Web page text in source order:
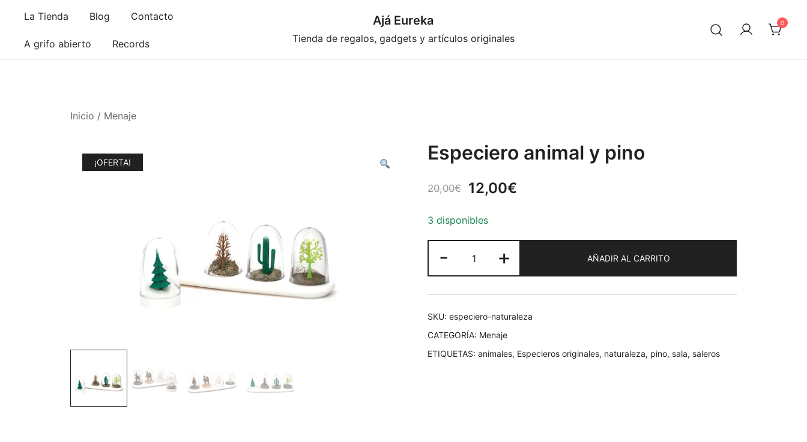
contenido
La Tienda Blog Contacto
A grifo abierto Records
Ajá Eureka
Tienda de regalos, gadgets y artículos originales
0
Inicio / Menaje
¡OFERTA! Especiero animal y pino
20,00€
El
original
era:
12,00€
actual
3 disponibles
-
animal
y
pino
cantidad
+ AÑADIR AL CARRITO
SKU: especiero-naturaleza
CATEGORÍA: Menaje
ETIQUETAS: animales, Especieros originales, naturaleza, pino, sala, saleros